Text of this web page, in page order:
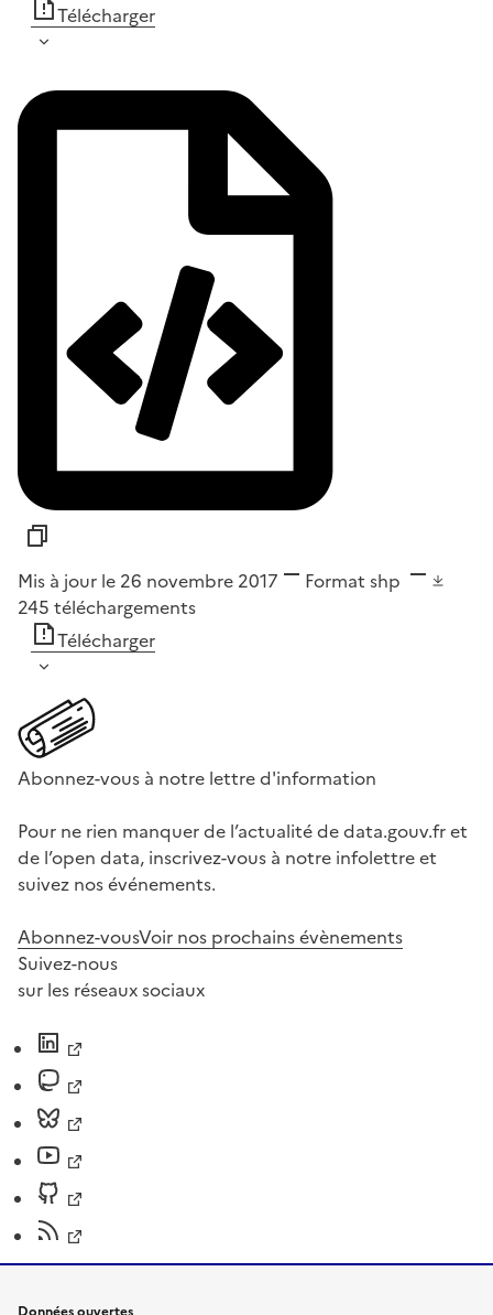
Télécharger
Mis à jour le 26 novembre 2017 Format shp
245 téléchargements
Télécharger
Abonnez-vous à notre lettre d'information
Pour ne rien manquer de l’actualité de data.gouv.fr et
de l’open data, inscrivez-vous à notre infolettre et
suivez nos événements.
Abonnez-vousVoir nos prochains évènements
Suivez-nous
sur les réseaux sociaux